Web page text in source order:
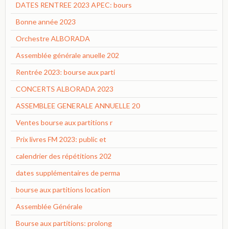
DATES RENTREE 2023 APEC: bours
Bonne année 2023
Orchestre ALBORADA
Assemblée générale anuelle 202
Rentrée 2023: bourse aux parti
CONCERTS ALBORADA 2023
ASSEMBLEE GENERALE ANNUELLE 20
Ventes bourse aux partitions r
Prix livres FM 2023: public et
calendrier des répétitions 202
dates supplémentaires de perma
bourse aux partitions location
Assemblée Générale
Bourse aux partitions: prolong